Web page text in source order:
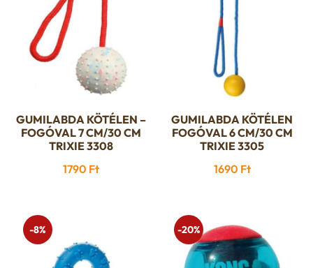
GUMILABDA KÖTÉLEN –
FOGÓVAL 7 CM/30 CM
TRIXIE 3308
1790 Ft
GUMILABDA KÖTÉLEN
FOGÓVAL 6 CM/30 CM
TRIXIE 3305
1690 Ft
-8% -20%